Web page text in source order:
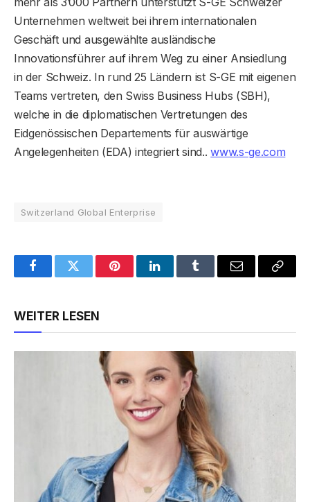
Unternehmen weltweit bei ihrem internationalen
Geschäft und ausgewählte ausländische
Innovationsführer auf ihrem Weg zu einer Ansiedlung
in der Schweiz. In rund 25 Ländern ist S-GE mit eigenen
Teams vertreten, den Swiss Business Hubs (SBH),
welche in die diplomatischen Vertretungen des
Eidgenössischen Departements für auswärtige
Angelegenheiten (EDA) integriert sind..www.s-ge.com
Switzerland Global Enterprise
FacebookTwitter PinterestLinkedInTumblr Email
Copy
WEITER LESEN